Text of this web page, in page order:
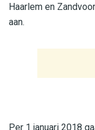
Haarlem en
aan.
Per 1 januari 2018